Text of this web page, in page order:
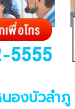
องบัวลำภู